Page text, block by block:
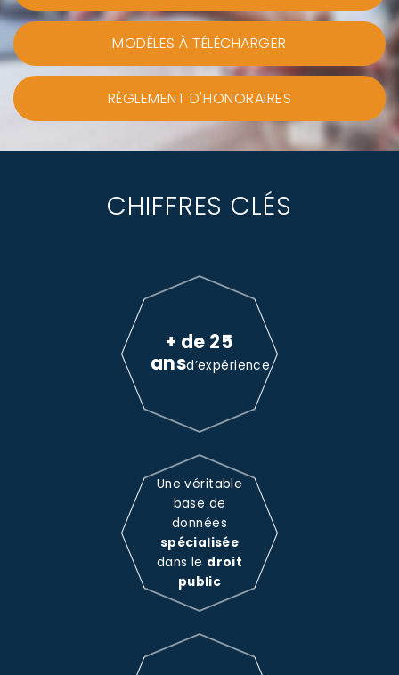
MODÈLES À TÉLÉCHARGER
RÈGLEMENT D'HONORAIRES
CHIFFRES CLÉS
+ de 25
ansd’expérience
Une véritable
base de
données
spécialisée
dans le droit
public